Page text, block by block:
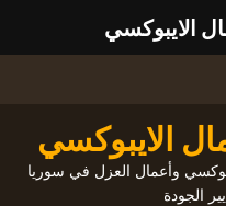
الايبوكسي
وأعمال العزل في سوريا
الجودة
الايبوكسي